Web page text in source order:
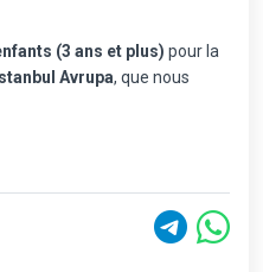
(3 ans et plus) pour la
Avrupa, que nous